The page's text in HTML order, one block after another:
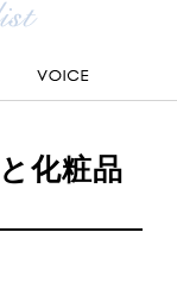
化粧品